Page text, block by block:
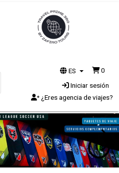
ES
0
Iniciar sesión
¿Eres agencia de viajes?
1s